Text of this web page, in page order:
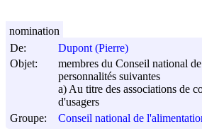
De:
Dupont (Pierre)
Objet:
membres du Conseil national
personnalités suivantes
a) Au titre des associations de
d'usagers
Groupe:
Conseil national de
nomination